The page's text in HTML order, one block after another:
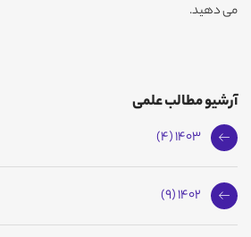
می دهید.
آرشیو مطالب علمی
1403 (4)
1402 (9)